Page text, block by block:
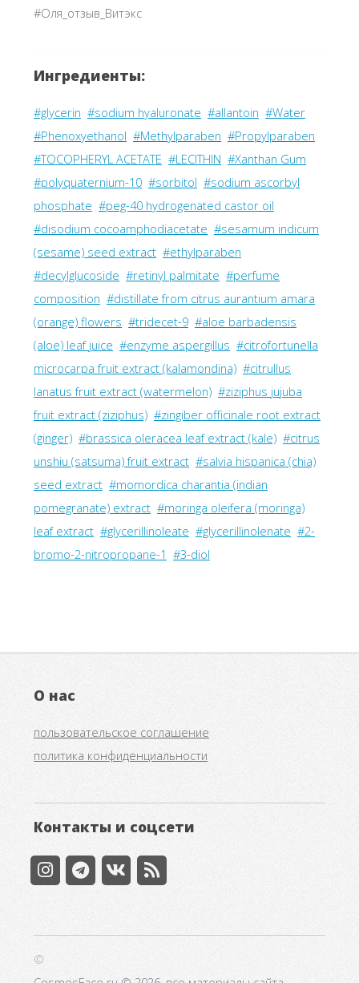
#Оля_отзыв_Витэкс
Ингредиенты:
#glycerin #sodium hyaluronate #allantoin #Water
#Phenoxyethanol #Methylparaben #Propylparaben
#TOCOPHERYL ACETATE #LECITHIN #Xanthan Gum
#polyquaternium-10 #sorbitol #sodium ascorbyl
phosphate #peg-40 hydrogenated castor oil
#disodium cocoamphodiacetate #sesamum indicum
(sesame) seed extract #ethylparaben
#decylglucoside #retinyl palmitate #perfume
composition #distillate from citrus aurantium amara
(orange) flowers #tridecet-9 #aloe barbadensis
(aloe) leaf juice #enzyme aspergillus #citrofortunella
microcarpa fruit extract (kalamondina) #citrullus
lanatus fruit extract (watermelon) #ziziphus jujuba
fruit extract (ziziphus) #zingiber officinale root extract
(ginger) #brassica oleracea leaf extract (kale) #citrus
unshiu (satsuma) fruit extract #salvia hispanica (chia)
seed extract #momordica charantia (indian
pomegranate) extract #moringa oleifera (moringa)
leaf extract #glycerillinoleate #glycerillinolenate #2-
bromo-2-nitropropane-1 #3-diol
О нас
пользовательское соглашение
политика конфиденциальности
Контакты и соцсети
©